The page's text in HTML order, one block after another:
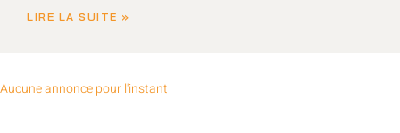
LIRE LA SUITE »
Aucune annonce pour l'instant